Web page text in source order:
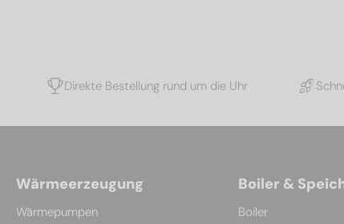
Direkte Bestellung rund um die Uhr
Wärmeerzeugung
Wärmepumpen
Boiler &
Boiler